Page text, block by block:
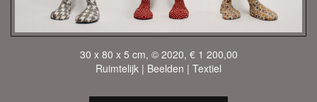
30 x 80 x 5 cm, © 2020, € 1 200,00
Ruimtelijk | Beelden | Textiel